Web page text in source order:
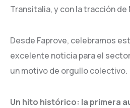
Transitalia, y con la tracción de
Desde Faprove, celebramos
excelente noticia para el
un motivo de orgullo colectivo.
Un hito histórico: la primera